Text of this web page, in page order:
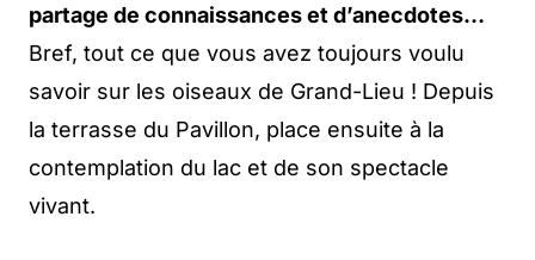
partage de connaissances et d’anecdotes…
Bref, tout ce que vous avez toujours voulu
savoir sur les oiseaux de Grand-Lieu ! Depuis
la terrasse du Pavillon, place ensuite à la
contemplation du lac et de son spectacle
vivant.